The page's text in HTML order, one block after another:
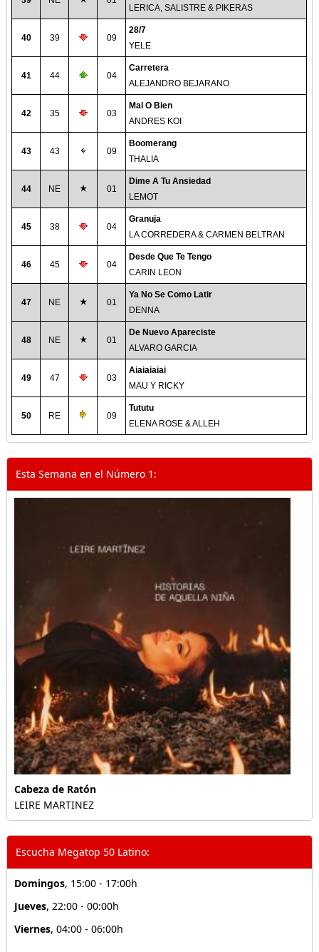
LERICA, SALISTRE & PIKERAS
40 39 09
28/7
YELE
41 44 04
Carretera
ALEJANDRO BEJARANO
42 35 03
Mal O Bien
ANDRES KOI
43 43 09
Boomerang
THALIA
44 NE 01
Dime A Tu Ansiedad
LEMOT
45 38 04
Granuja
LA CORREDERA & CARMEN BELTRAN
46 45 04
Desde Que Te Tengo
CARIN LEON
47 NE 01
Ya No Se Como Latir
DENNA
48 NE 01
De Nuevo Apareciste
ALVARO GARCIA
49 47 03
Aiaiaiaiai
MAU Y RICKY
50 RE 09
Tututu
ELENA ROSE & ALLEH
Esta Semana en el Número 1:
Cabeza de Ratón
LEIRE MARTINEZ
Escucha Megatop 50 Latino:
Domingos, 15:00 - 17:00h
Jueves, 22:00 - 00:00h
Viernes, 04:00 - 06:00h